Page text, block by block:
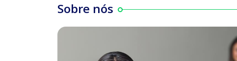
Sobre nós